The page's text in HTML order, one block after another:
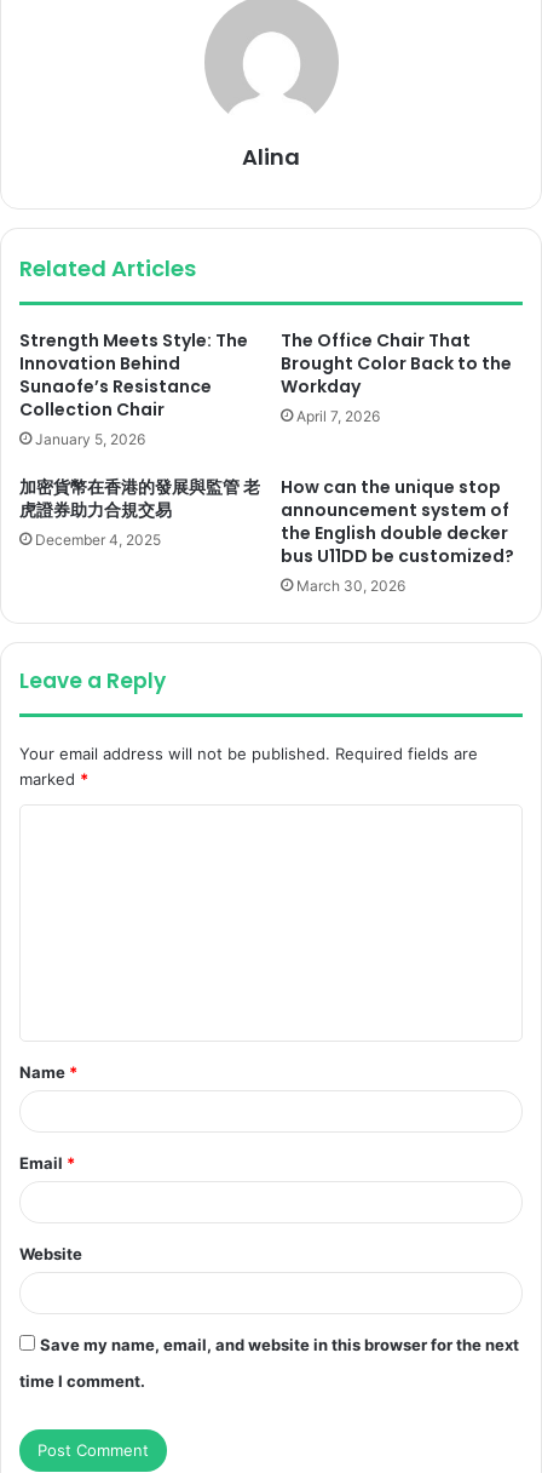
Alina
Related Articles
Strength Meets Style: The
Innovation Behind
Sunaofe’s Resistance
Collection Chair
January 5, 2026
The Office Chair That
Brought Color Back to the
Workday
April 7, 2026
加密貨幣在香港的發展與監管 老
虎證券助力合規交易
December 4, 2025
How can the unique stop
announcement system of
the English double decker
bus U11DD be customized?
March 30, 2026
Leave a Reply
Your email address will not be published. Required fields are
marked *
t
*
Name *
Email *
Website
Save my name, email, and website in this browser for the next
time I comment.